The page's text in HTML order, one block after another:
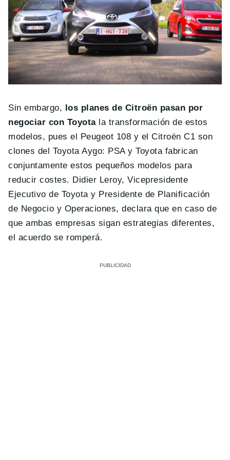
Sin embargo, los planes de Citroën pasan por
negociar con Toyotala transformación de estos
modelos, pues el Peugeot 108 y el Citroën C1 son
clones del Toyota Aygo: PSA y Toyota fabrican
conjuntamente estos pequeños modelos para
reducir costes. Didier Leroy, Vicepresidente
Ejecutivo de Toyota y Presidente de Planificación
de Negocio y Operaciones, declara que en caso de
que ambas empresas sigan estrategias diferentes,
el acuerdo se romperá.